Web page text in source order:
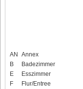
AN Annex
B
Badezimmer
E
Esszimmer
F
Flur/Entree